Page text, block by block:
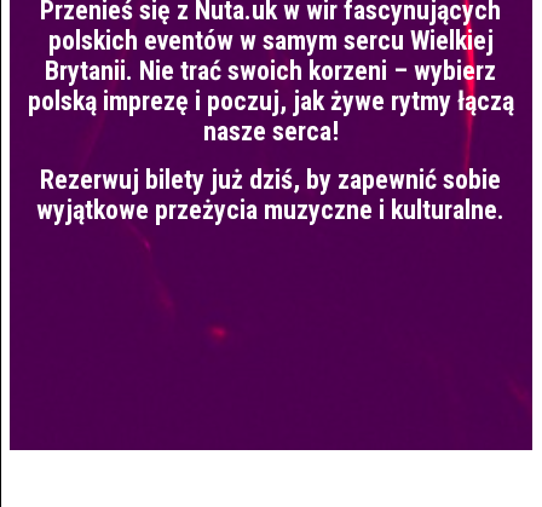
Przenieś się z Nuta.uk w wir fascynujących
polskich eventów w samym sercu Wielkiej
Brytanii. Nie trać swoich korzeni – wybierz
polską imprezę i poczuj, jak żywe rytmy łączą
nasze serca!
Rezerwuj bilety już dziś, by zapewnić sobie
wyjątkowe przeżycia muzyczne i kulturalne.